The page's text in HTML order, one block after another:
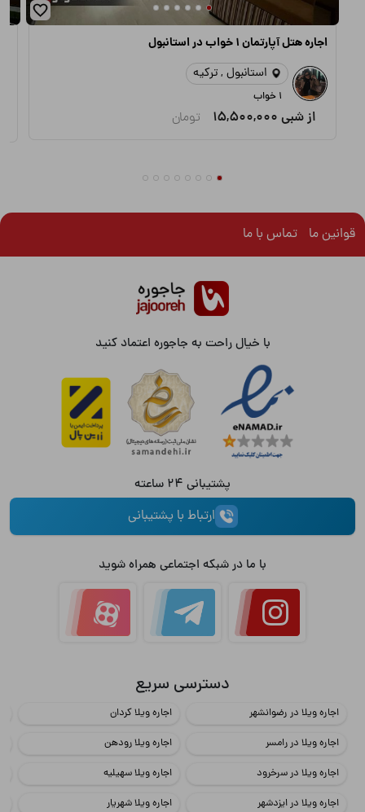
اجاره هتل آپارتمان 1 خواب در استانبول
استانبول , ترکیه
۱ خواب
از شبی 15,500,000 تومان
قوانین ما تماس با ما
دسترسی سریع
اجاره ویلا در رضوانشهر
اجاره ویلا در رامسر
اجاره ویلا در سرخرود
اجاره ویلا در ایزدشهر
اجاره ویلا کردان
اجاره ویلا رودهن
اجاره ویلا سهیلیه
اجاره ویلا شهریار
با ما در شبکه اجتماعی همراه شوید
با خیال راحت به جاجوره اعتماد کنید
پشتیبانی 24 ساعته
ارتباط با پشتیبانی